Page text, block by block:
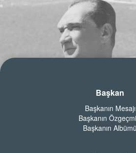
Başkan
Başkanın Mesajı
Başkanın
Başkanın Albümü